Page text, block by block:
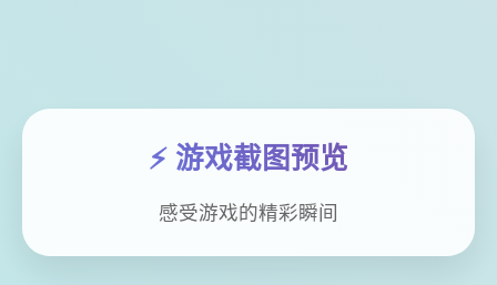
⚡ 游戏截图预览
感受游戏的精彩瞬间